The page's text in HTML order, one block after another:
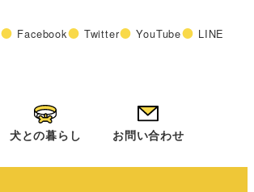
Facebook Twitter YouTube LINE
犬との暮らし お問い合わせ